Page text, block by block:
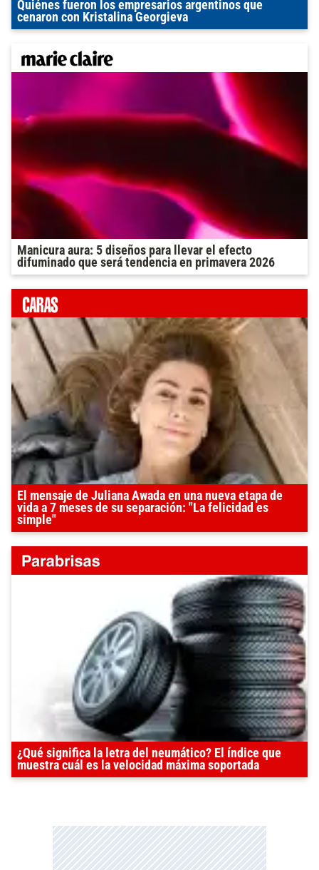
Quiénes fueron los empresarios argentinos que
cenaron con Kristalina Georgieva
Manicura aura: 5 diseños para llevar el efecto
difuminado que será tendencia en primavera 2026
El mensaje de Juliana Awada en una nueva etapa de
vida a 7 meses de su separación: "La felicidad es
simple"
¿Qué significa la letra del neumático? El índice que
muestra cuál es la velocidad máxima soportada